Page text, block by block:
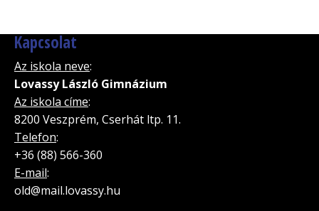
Kapcsolat
Az iskola neve:
Lovassy László Gimnázium
Az iskola címe:
8200 Veszprém, Cserhát ltp. 11.
Telefon:
+36 (88) 566-360
E-mail:
old@mail.lovassy.hu